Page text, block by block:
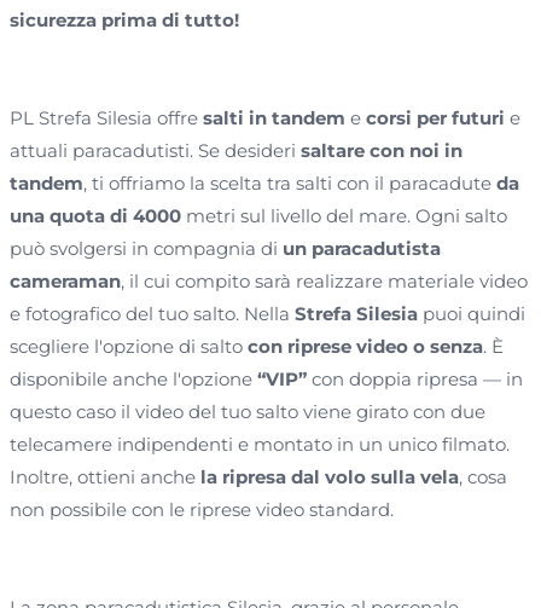
sicurezza prima di tutto!
PL Strefa Silesia offre salti in tandem e corsi per futuri e
attuali paracadutisti. Se desideri saltare con noi in
tandem, ti offriamo la scelta tra salti con il paracadute da
una quota di 4000 metri sul livello del mare. Ogni salto
può svolgersi in compagnia di un paracadutista
cameraman, il cui compito sarà realizzare materiale video
e fotografico del tuo salto. Nella Strefa Silesia puoi quindi
scegliere l'opzione di salto con riprese video o senza. È
disponibile anche l'opzione “VIP” con doppia ripresa — in
questo caso il video del tuo salto viene girato con due
telecamere indipendenti e montato in un unico filmato.
Inoltre, ottieni anche la ripresa dal volo sulla vela, cosa
non possibile con le riprese video standard.